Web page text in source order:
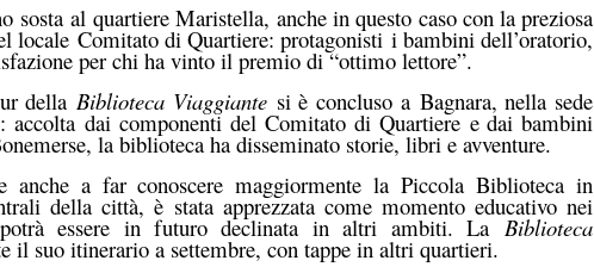
sosta al quartiere Maristella, anche in questo caso con la preziosa
locale Comitato di Quartiere: protagonisti i bambini dell’oratorio,
per chi ha vinto il premio di “ottimo lettore”.
della Biblioteca Viaggiantesi è concluso a Bagnara, nella sede
accolta dai componenti delComitato di Quartieree dai bambini
la biblioteca ha disseminato storie, libri e avventure.
anche a far conoscere maggiormente la Piccola Biblioteca in
della città, è stata apprezzata come momento educativo nei
essere in futuro declinata in altri ambiti. La Biblioteca
il suo itinerario a settembre, con tappe in altri quartieri.